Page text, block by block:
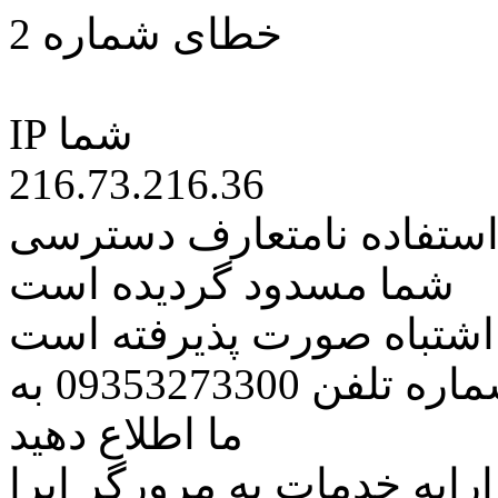
خطای شماره 2
IP شما
216.73.216.36
نامتعارف دسترسی
شما مسدود گردیده است
اشتباه صورت پذیرفته است
مراتب این مسئله را از طریق شماره تلفن 09353273300 به
ما اطلاع دهید
خدمات به مرورگر اپرا